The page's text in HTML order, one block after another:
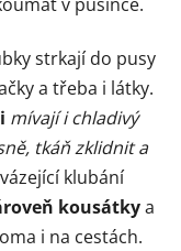
strkají do pusy
a třeba i látky.
mívají i chladivý
tkáň zklidnit a
klubání
kousátkya
i na cestách.